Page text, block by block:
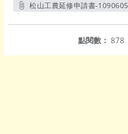
松山工農延修申請書-
點閱數： 878